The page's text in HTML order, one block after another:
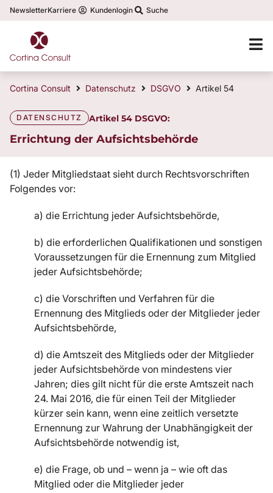
NewsletterKarriere Kundenlogin Suche
Cortina Consult Datenschutz DSGVO Artikel 54
DATENSCHUTZ Artikel 54 DSGVO:
Errichtung der Aufsichtsbehörde
(1) Jeder Mitgliedstaat sieht durch Rechtsvorschriften
Folgendes vor:
a) die Errichtung jeder Aufsichtsbehörde,
b) die erforderlichen Qualifikationen und sonstigen
Voraussetzungen für die Ernennung zum Mitglied
jeder Aufsichtsbehörde;
c) die Vorschriften und Verfahren für die
Ernennung des Mitglieds oder der Mitglieder jeder
Aufsichtsbehörde,
d) die Amtszeit des Mitglieds oder der Mitglieder
jeder Aufsichtsbehörde von mindestens vier
Jahren; dies gilt nicht für die erste Amtszeit nach
24. Mai 2016, die für einen Teil der Mitglieder
kürzer sein kann, wenn eine zeitlich versetzte
Ernennung zur Wahrung der Unabhängigkeit der
Aufsichtsbehörde notwendig ist,
e) die Frage, ob und – wenn ja – wie oft das
Mitglied oder die Mitglieder jeder